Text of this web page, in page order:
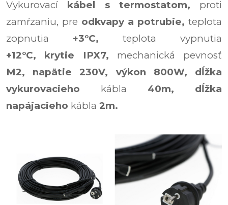
Vykurovací kábel s termostatom, proti
zamŕzaniu, pre odkvapy a potrubie, teplota
zopnutia +3°C, teplota vypnutia
+12°C, krytie IPX7, mechanická pevnosť
M2, napätie 230V, výkon 800W, dĺžka
vykurovacieho kábla 40m, dĺžka
napájacieho kábla 2m.